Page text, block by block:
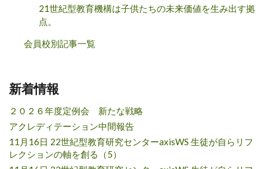
21世紀型教育機構は子供たちの未来価値を生み出す拠
点。
会員校別記事一覧
新着情報
２０２６年度定例会 新たな戦略
アクレディテーション中間報告
11月16日 22世紀型教育研究センターaxisWS 生徒が自らリフ
レクションの軸を創る（5）